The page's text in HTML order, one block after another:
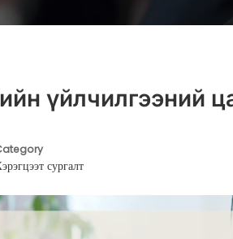
үйлчилгээний
сургалт